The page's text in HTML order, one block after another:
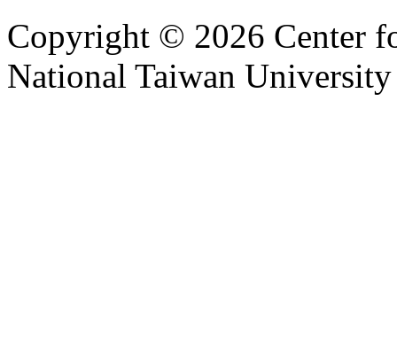
Copyright © 2026 Center
National Taiwan University